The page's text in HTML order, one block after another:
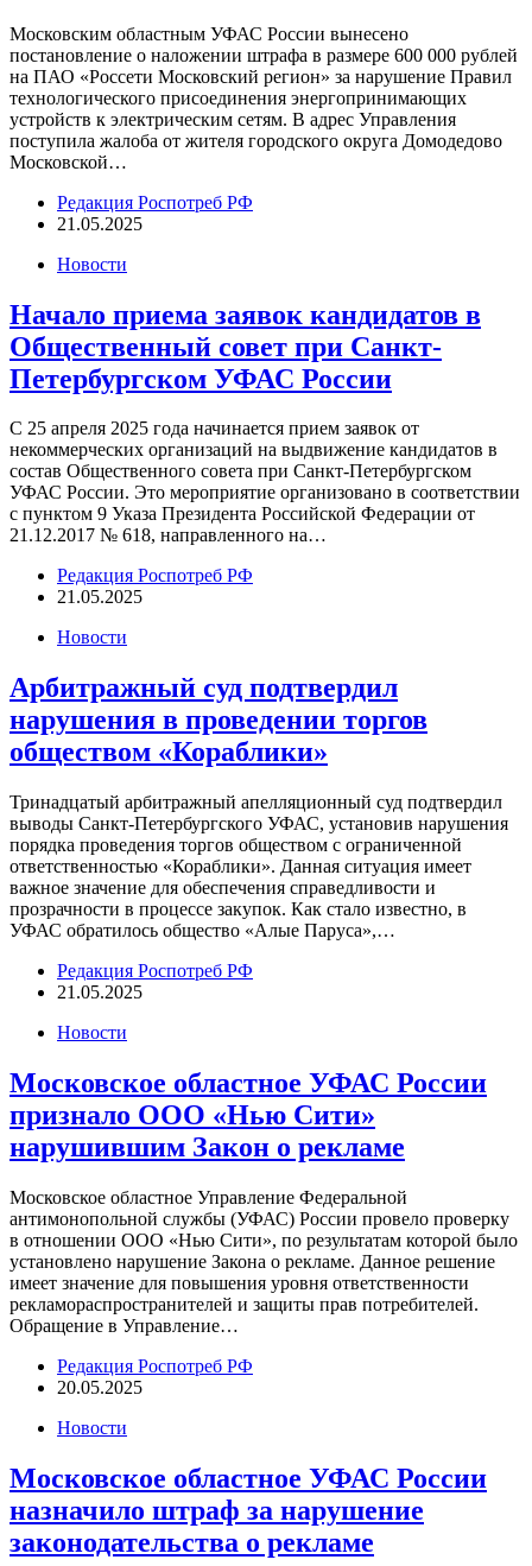
Московским областным УФАС России вынесено
постановление о наложении штрафа в размере 600 000 рублей
на ПАО «Россети Московский регион» за нарушение Правил
технологического присоединения энергопринимающих
устройств к электрическим сетям. В адрес Управления
поступила жалоба от жителя городского округа Домодедово
Московской…
Редакция Роспотреб РФ
21.05.2025
Новости
Начало приема заявок кандидатов в
Общественный совет при Санкт-
Петербургском УФАС России
С 25 апреля 2025 года начинается прием заявок от
некоммерческих организаций на выдвижение кандидатов в
состав Общественного совета при Санкт-Петербургском
УФАС России. Это мероприятие организовано в соответствии
с пунктом 9 Указа Президента Российской Федерации от
21.12.2017 № 618, направленного на…
Редакция Роспотреб РФ
21.05.2025
Новости
Арбитражный суд подтвердил
нарушения в проведении торгов
обществом «Кораблики»
Тринадцатый арбитражный апелляционный суд подтвердил
выводы Санкт-Петербургского УФАС, установив нарушения
порядка проведения торгов обществом с ограниченной
ответственностью «Кораблики». Данная ситуация имеет
важное значение для обеспечения справедливости и
прозрачности в процессе закупок. Как стало известно, в
УФАС обратилось общество «Алые Паруса»,…
Редакция Роспотреб РФ
21.05.2025
Новости
Московское областное УФАС России
признало ООО «Нью Сити»
нарушившим Закон о рекламе
Московское областное Управление Федеральной
антимонопольной службы (УФАС) России провело проверку
в отношении ООО «Нью Сити», по результатам которой было
установлено нарушение Закона о рекламе. Данное решение
имеет значение для повышения уровня ответственности
рекламораспространителей и защиты прав потребителей.
Обращение в Управление…
Редакция Роспотреб РФ
20.05.2025
Новости
Московское областное УФАС России
назначило штраф за нарушение
законодательства о рекламе